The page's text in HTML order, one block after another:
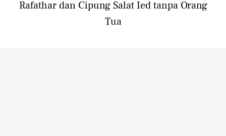
Rafathar dan Cipung Salat Ied tanpa Orang
Tua